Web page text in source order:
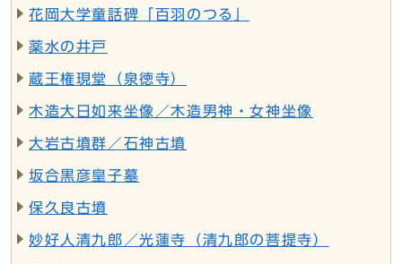
花岡大学童話碑「百羽のつる」
薬水の井戸
蔵王権現堂（泉徳寺）
木造大日如来坐像／木造男神・女神坐像
大岩古墳群／石神古墳
坂合黒彦皇子墓
保久良古墳
妙好人清九郎／光蓮寺（清九郎の菩提寺）